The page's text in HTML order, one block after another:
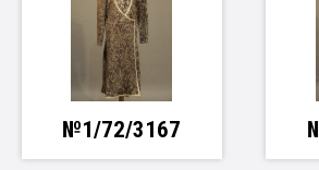
№1/72/3167